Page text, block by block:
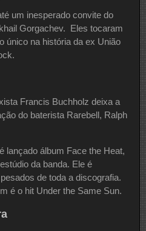
um inesperado convite do
Gorgachev. Eles tocaram
único na história da ex União
Francis Buchholz deixa a
do baterista Rarebell, Ralph
lançado álbum Face the Heat,
da banda. Ele é
de toda a discografia.
é o hit Under the Same Sun.